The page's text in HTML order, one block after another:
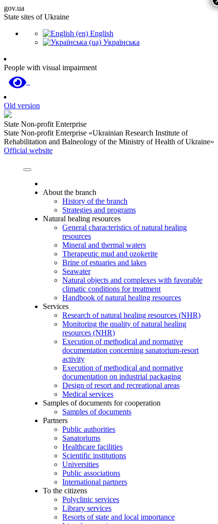
gov.ua
State sites of Ukraine
English
Українська
People with visual impairment
Old version
State Non-profit Enterprise
State Non-profit Enterprise «Ukrainian Research Institute of
Rehabilitation and Balneology of the Ministry of Health of Ukraine»
Official website
About the branch
History of the branch
Strategies and programs
Natural healing resources
General characteristics of natural healing
resources
Mineral and thermal waters
Therapeutic mud and ozokerite
Brine of estuaries and lakes
Seawater
Natural objects and complexes with favorable
climatic conditions for treatment
Handbook of natural healing resources
Services
Research of natural healing resources (NHR)
Monitoring the quality of natural healing
resources (NHR)
Execution of methodical and normative
documentation concerning sanatorium-resort
activity
Execution of methodical and normative
documentation on industrial packaging
Design of resort and recreational areas
Medical services
Samples of documents for cooperation
Samples of documents
Partners
Public authorities
Sanatoriums
Healthcare facilities
Scientific institutions
Universities
Public associations
International partners
To the citizens
Polyclinic services
Library services
Resorts of state and local importance